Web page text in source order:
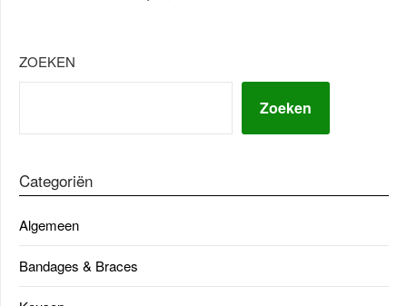
ZOEKEN
Zoeken
Categoriën
Algemeen
Bandages & Braces